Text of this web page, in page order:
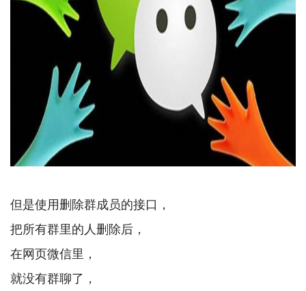
但是使用删除群成员的接口，
把所有群里的人删除后，
在网页微信里，
就没有群聊了，